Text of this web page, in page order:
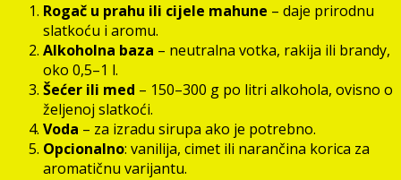
Rogač u prahu ili cijele mahune – daje prirodnu
slatkoću i aromu.
Alkoholna baza – neutralna votka, rakija ili brandy,
oko 0,5–1 l.
Šećer ili med – 150–300 g po litri alkohola, ovisno o
željenoj slatkoći.
Voda – za izradu sirupa ako je potrebno.
Opcionalno: vanilija, cimet ili narančina korica za
aromatičnu varijantu.